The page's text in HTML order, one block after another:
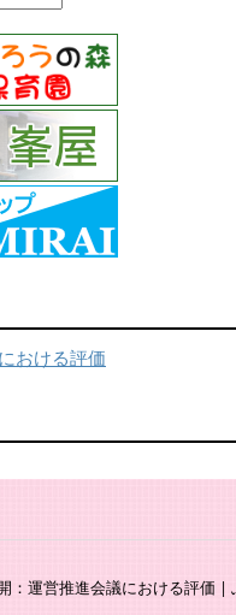
おける評価
：運営推進会議における評価 |